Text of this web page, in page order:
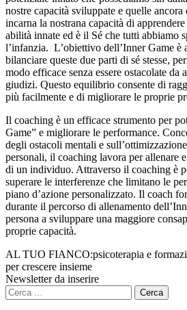
nostre capacità sviluppate e quelle
incarna la nostrana capacità di
abilità innate ed è il Sé che tutti abbiamo
l’infanzia. L’obiettivo dell’Inner Game è
bilanciare queste due parti di sé stesse,
modo efficace senza essere ostacolate da
giudizi. Questo equilibrio consente di
più facilmente e di migliorare le proprie
Il coaching è un efficace strumento per
Game” e migliorare le performance.
degli ostacoli mentali e
personali, il coaching lavora per allenare
di un individuo. Attraverso il coaching è
superare le interferenze che limitano le
piano d’azione personalizzato. Il coach
durante il percorso di allenamento
persona a sviluppare una maggiore
proprie capacità.
AL TUO FIANCO:psicoterapia e
per crescere insieme
Newsletter da inserire
Ricerca
per: